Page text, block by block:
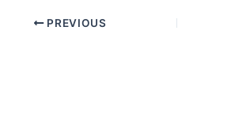
Post PREVIOUS